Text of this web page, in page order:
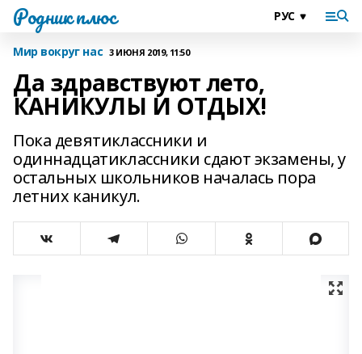
Родник плюс
Мир вокруг нас 3 ИЮНЯ 2019, 11:50
Да здравствуют лето,
КАНИКУЛЫ И ОТДЫХ!
Пока девятиклассники и
одиннадцатиклассники сдают экзамены, у
остальных школьников началась пора
летних каникул.